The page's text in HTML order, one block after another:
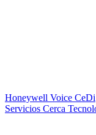
Honeywell Voice CeDi
Servicios Cerca